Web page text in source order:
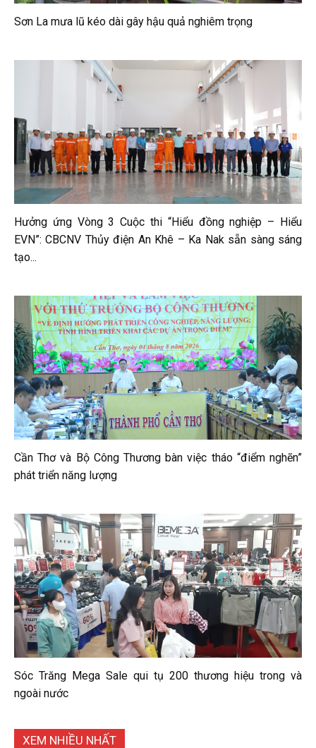
Sơn La mưa lũ kéo dài gây hậu quả nghiêm trọng
Hưởng ứng Vòng 3 Cuộc thi “Hiểu đồng nghiệp – Hiểu
EVN”: CBCNV Thủy điện An Khê – Ka Nak sẵn sàng sáng
tạo...
Cần Thơ và Bộ Công Thương bàn việc tháo “điểm nghẽn”
phát triển năng lượng
Sóc Trăng Mega Sale qui tụ 200 thương hiệu trong và
ngoài nước
XEM NHIỀU NHẤT